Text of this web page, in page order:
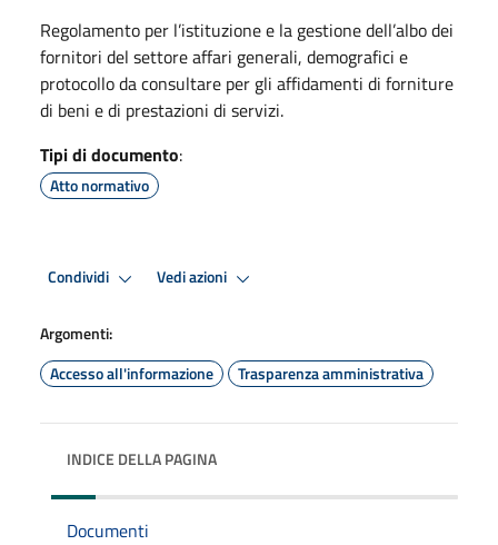
Regolamento per l’istituzione e la gestione dell’albo dei
fornitori del settore affari generali, demografici e
protocollo da consultare per gli affidamenti di forniture
di beni e di prestazioni di servizi.
Tipi di documento:
Atto normativo
Condividi Vedi azioni
Argomenti:
Accesso all'informazione
Trasparenza amministrativa
INDICE DELLA PAGINA
Documenti